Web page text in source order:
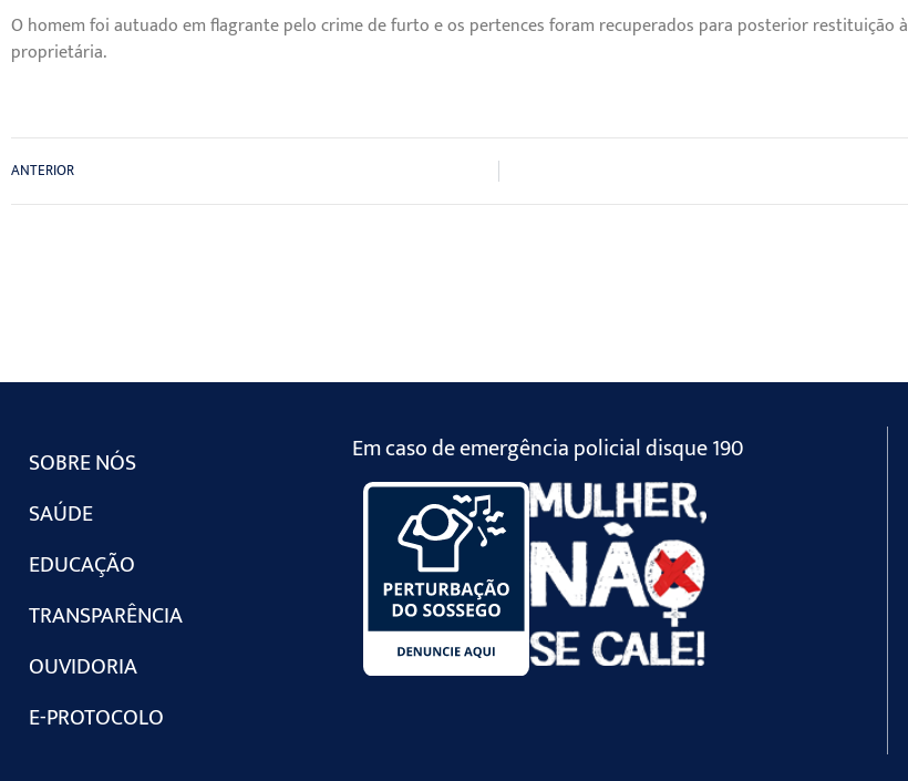
O homem foi autuado em flagrante pelo crime de furto e os pertences foram recuperados para posterior restituição à
proprietária.
ANTERIOR
SOBRE NÓS
SAÚDE
EDUCAÇÃO
TRANSPARÊNCIA
OUVIDORIA
E-PROTOCOLO
Em caso de emergência policial disque 190